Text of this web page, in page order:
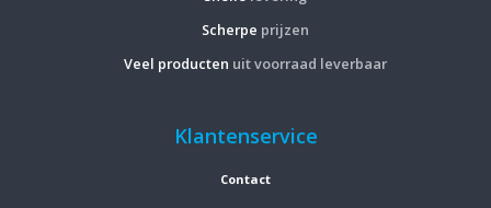
Scherpe prijzen
Veel producten uit voorraad leverbaar
Klantenservice
Contact